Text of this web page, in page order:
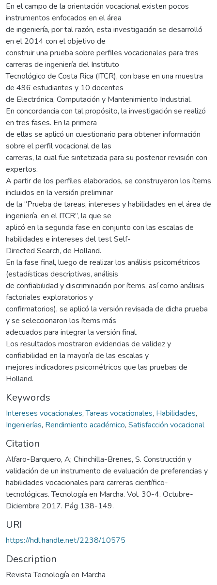
En el campo de la orientación vocacional existen pocos
instrumentos enfocados en el área
de ingeniería, por tal razón, esta investigación se desarrolló
en el 2014 con el objetivo de
construir una prueba sobre perfiles vocacionales para tres
carreras de ingeniería del Instituto
Tecnológico de Costa Rica (ITCR), con base en una muestra
de 496 estudiantes y 10 docentes
de Electrónica, Computación y Mantenimiento Industrial.
En concordancia con tal propósito, la investigación se realizó
en tres fases. En la primera
de ellas se aplicó un cuestionario para obtener información
sobre el perfil vocacional de las
carreras, la cual fue sintetizada para su posterior revisión con
expertos.
A partir de los perfiles elaborados, se construyeron los ítems
incluidos en la versión preliminar
de la “Prueba de tareas, intereses y habilidades en el área de
ingeniería, en el ITCR”, la que se
aplicó en la segunda fase en conjunto con las escalas de
habilidades e intereses del test Self-
Directed Search, de Holland.
En la fase final, luego de realizar los análisis psicométricos
(estadísticas descriptivas, análisis
de confiabilidad y discriminación por ítems, así como análisis
factoriales exploratorios y
confirmatorios), se aplicó la versión revisada de dicha prueba
y se seleccionaron los ítems más
adecuados para integrar la versión final.
Los resultados mostraron evidencias de validez y
confiabilidad en la mayoría de las escalas y
mejores indicadores psicométricos que las pruebas de
Holland.
Keywords
Intereses vocacionales,Tareas vocacionales, Habilidades,
Ingenierías, Rendimiento académico, Satisfacción vocacional
Citation
Alfaro-Barquero, A; Chinchilla-Brenes, S. Construcción y
validación de un instrumento de evaluación de preferencias y
habilidades vocacionales para carreras científico-
tecnológicas. Tecnología en Marcha. Vol. 30-4. Octubre-
Diciembre 2017. Pág 138-149.
URI
https://hdl.handle.net/2238/10575
Description
Revista Tecnología en Marcha